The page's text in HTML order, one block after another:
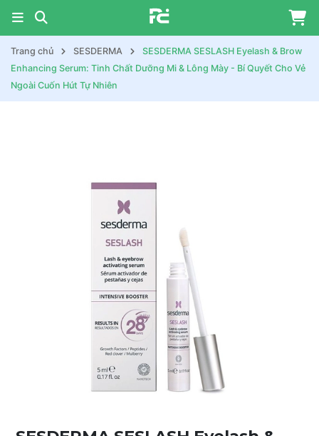
Trang chủ SESDERMA
SESDERMA SESLASH Eyelash & Brow
Enhancing Serum: Tinh Chất Dưỡng Mi & Lông Mày - Bí Quyết Cho Vẻ
Ngoài Cuốn Hút Tự Nhiên